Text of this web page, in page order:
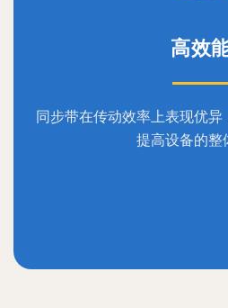
高效
同步带在传动效率上表现优异
提高设备的整